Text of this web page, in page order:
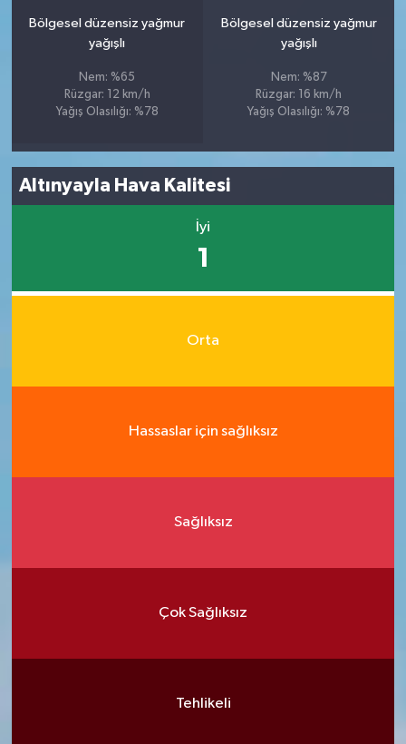
Bölgesel düzensiz yağmur
yağışlı
Nem: %65
Rüzgar: 12 km/h
Yağış Olasılığı: %78
Bölgesel düzensiz yağmur
yağışlı
Nem: %87
Rüzgar: 16 km/h
Yağış Olasılığı: %78
Altınyayla Hava Kalitesi
İyi
1
Orta
Hassaslar için sağlıksız
Sağlıksız
Çok Sağlıksız
Tehlikeli